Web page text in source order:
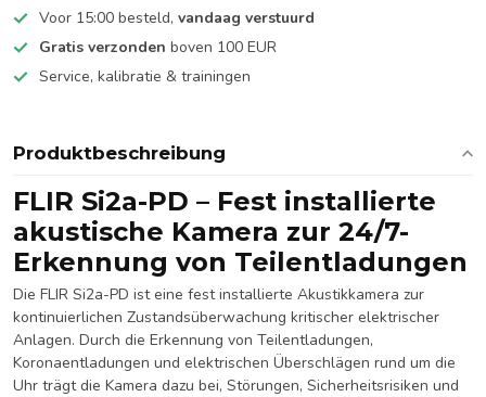
Voor 15:00 besteld, vandaag verstuurd
Gratis verzonden boven 100 EUR
Service, kalibratie & trainingen
Produktbeschreibung
FLIR Si2a-PD – Fest installierte
akustische Kamera zur 24/7-
Erkennung von Teilentladungen
Die FLIR Si2a-PD ist eine fest installierte Akustikkamera zur
kontinuierlichen Zustandsüberwachung kritischer elektrischer
Anlagen. Durch die Erkennung von Teilentladungen,
Koronaentladungen und elektrischen Überschlägen rund um die
Uhr trägt die Kamera dazu bei, Störungen, Sicherheitsrisiken und